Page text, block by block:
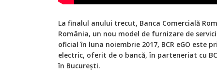
La finalul anului trecut, Banca Comercială
România, un nou model de furnizare de
oficial în luna noiembrie 2017, BCR eGO este
electric, oferit de o bancă, în parteneriat cu
în București.